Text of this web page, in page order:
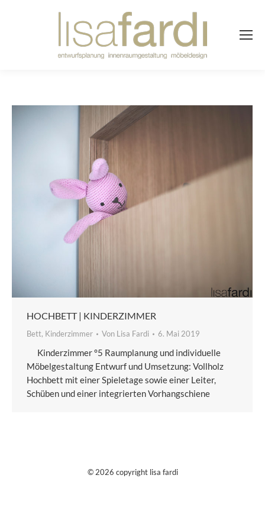
HOCHBETT | KINDERZIMMER
Bett, Kinderzimmer Von Lisa Fardi 6. Mai 2019
Kinderzimmer °5 Raumplanung und individuelle
Möbelgestaltung Entwurf und Umsetzung: Vollholz
Hochbett mit einer Spieletage sowie einer Leiter,
Schüben und einer integrierten Vorhangschiene
© 2026 copyright lisa fardi